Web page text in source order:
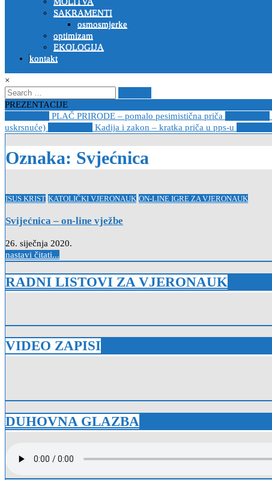
SAKRAMENTI
osmosmjerke
optimizam
EKOLOGIJA
kontakt
×
Search
for:
PREZENTACIJE
PLAČ PRIRODE – pomalo pesimistična priča
uskrsnuće)
Kadija i zakon – kratka priča u pps-u
Oznaka: Svjećnica
Posted
ISUS KRIST KATOLIČKI VJERONAUK ON-LINE IGRE ZA VJERONAUK
Svijećnica – on-line vježbe
26. siječnja 2020.
nastavi čitati...
RADNI LISTOVI ZA VJERONAUK
VIDEO ZAPISI
DUHOVNA GLAZBA